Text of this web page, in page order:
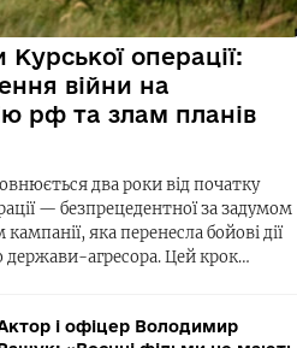
операції:
війни на
рф та злам планів
два роки від початку
— безпрецедентної за задумом
яка перенесла бойові дії
держави-агресора. Цей крок…
і офіцер Володимир